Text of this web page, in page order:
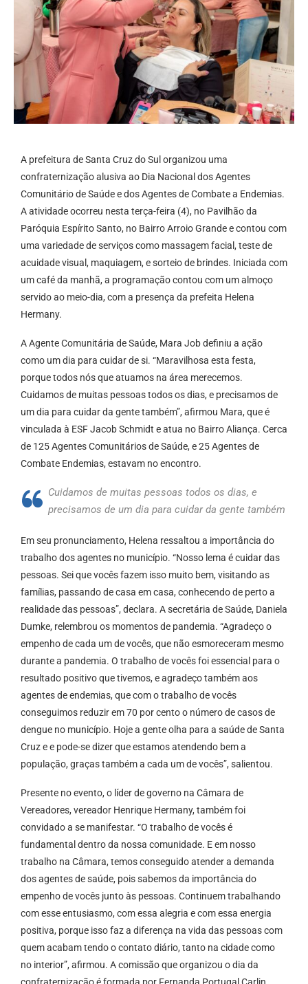
A prefeitura de Santa Cruz do Sul organizou uma
confraternização alusiva ao Dia Nacional dos Agentes
Comunitário de Saúde e dos Agentes de Combate a Endemias.
A atividade ocorreu nesta terça-feira (4), no Pavilhão da
Paróquia Espírito Santo, no Bairro Arroio Grande e contou com
uma variedade de serviços como massagem facial, teste de
acuidade visual, maquiagem, e sorteio de brindes. Iniciada com
um café da manhã, a programação contou com um almoço
servido ao meio-dia, com a presença da prefeita Helena
Hermany.
A Agente Comunitária de Saúde, Mara Job definiu a ação
como um dia para cuidar de si. “Maravilhosa esta festa,
porque todos nós que atuamos na área merecemos.
Cuidamos de muitas pessoas todos os dias, e precisamos de
um dia para cuidar da gente também”, afirmou Mara, que é
vinculada à ESF Jacob Schmidt e atua no Bairro Aliança. Cerca
de 125 Agentes Comunitários de Saúde, e 25 Agentes de
Combate Endemias, estavam no encontro.
Cuidamos de muitas pessoas todos os dias, e
precisamos de um dia para cuidar da gente também
Em seu pronunciamento, Helena ressaltou a importância do
trabalho dos agentes no município. “Nosso lema é cuidar das
pessoas. Sei que vocês fazem isso muito bem, visitando as
famílias, passando de casa em casa, conhecendo de perto a
realidade das pessoas”, declara. A secretária de Saúde, Daniela
Dumke, relembrou os momentos de pandemia. “Agradeço o
empenho de cada um de vocês, que não esmoreceram mesmo
durante a pandemia. O trabalho de vocês foi essencial para o
resultado positivo que tivemos, e agradeço também aos
agentes de endemias, que com o trabalho de vocês
conseguimos reduzir em 70 por cento o número de casos de
dengue no município. Hoje a gente olha para a saúde de Santa
Cruz e e pode-se dizer que estamos atendendo bem a
população, graças também a cada um de vocês”, salientou.
Presente no evento, o líder de governo na Câmara de
Vereadores, vereador Henrique Hermany, também foi
convidado a se manifestar. “O trabalho de vocês é
fundamental dentro da nossa comunidade. E em nosso
trabalho na Câmara, temos conseguido atender a demanda
dos agentes de saúde, pois sabemos da importância do
empenho de vocês junto às pessoas. Continuem trabalhando
com esse entusiasmo, com essa alegria e com essa energia
positiva, porque isso faz a diferença na vida das pessoas com
quem acabam tendo o contato diário, tanto na cidade como
no interior”, afirmou. A comissão que organizou o dia da